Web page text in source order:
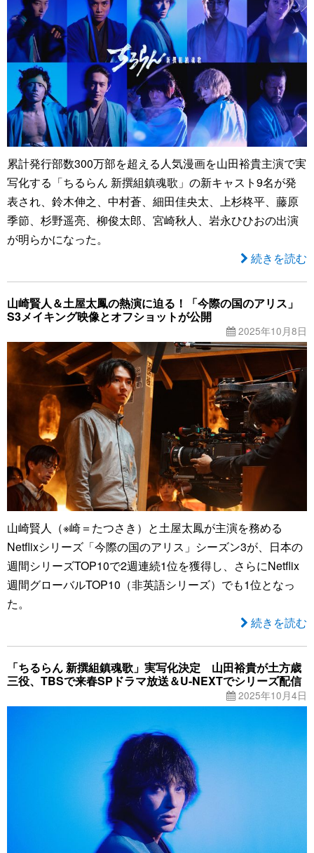
累計発行部数300万部を超える人気漫画を山田裕貴主演で実
写化する「ちるらん 新撰組鎮魂歌」の新キャスト9名が発
表され、鈴木伸之、中村蒼、細田佳央太、上杉柊平、藤原
季節、杉野遥亮、柳俊太郎、宮崎秋人、岩永ひひおの出演
が明らかになった。
続きを読む
山崎賢人＆土屋太鳳の熱演に迫る！「今際の国のアリス」
S3メイキング映像とオフショットが公開
2025年10月8日
山崎賢人（※崎＝たつさき）と土屋太鳳が主演を務める
Netflixシリーズ「今際の国のアリス」シーズン3が、日本の
週間シリーズTOP10で2週連続1位を獲得し、さらにNetflix
週間グローバルTOP10（非英語シリーズ）でも1位となっ
た。
続きを読む
「ちるらん 新撰組鎮魂歌」実写化決定 山田裕貴が土方歳
三役、TBSで来春SPドラマ放送＆U-NEXTでシリーズ配信
2025年10月4日